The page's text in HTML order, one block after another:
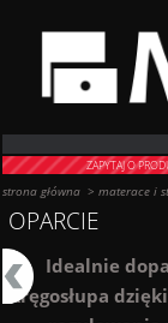
ZAPYTAJ O
strona główna >materace i
OPARCIE
Idealnie
kręgosłupa